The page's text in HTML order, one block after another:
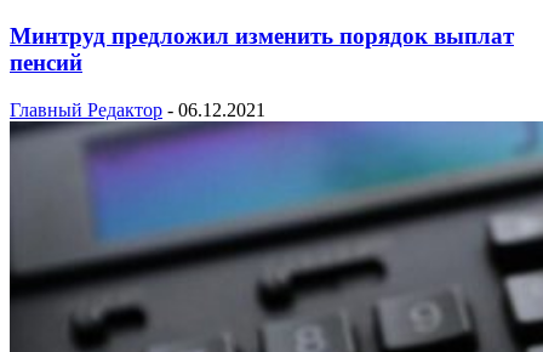
Минтруд предложил изменить порядок выплат
пенсий
Главный Редактор - 06.12.2021